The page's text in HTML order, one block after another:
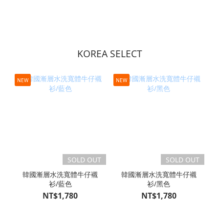
KOREA SELECT
NEW
SOLD OUT
韓國漸層水洗寬體牛仔襯
衫/藍色
NT$1,780
NEW
SOLD OUT
韓國漸層水洗寬體牛仔襯
衫/黑色
NT$1,780